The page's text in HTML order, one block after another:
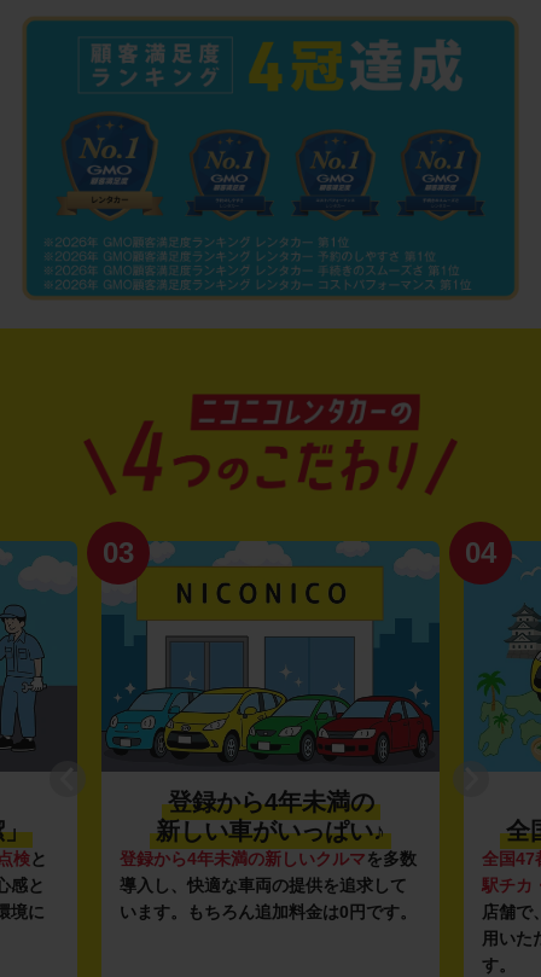
」
検と
感と
境に
03
登録から4年未満の
新しい車がいっぱい♪
登録から4年未満の新しいクルマを多数
導入し、快適な車両の提供を追求して
います。もちろん追加料金は0円です。
04
全
全国47
駅チカ
店舗で
用いた
す。